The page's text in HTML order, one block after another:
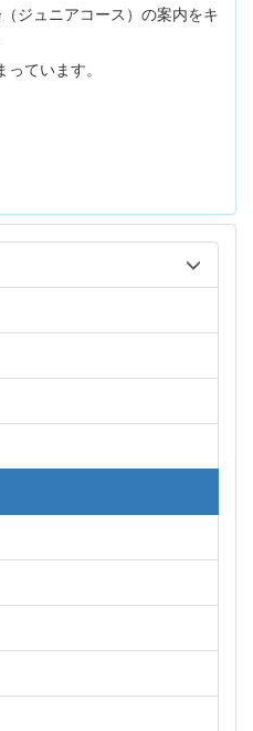
ジュニアコース）の案内をキ
ています。